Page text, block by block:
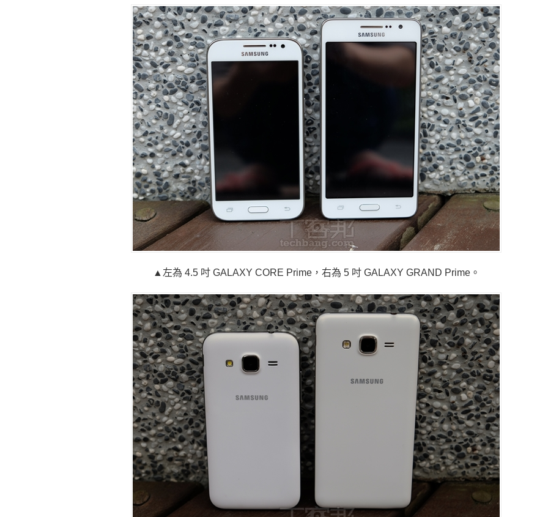
▲左為 4.5 吋 GALAXY CORE Prime，右為 5 吋 GALAXY GRAND Prime。